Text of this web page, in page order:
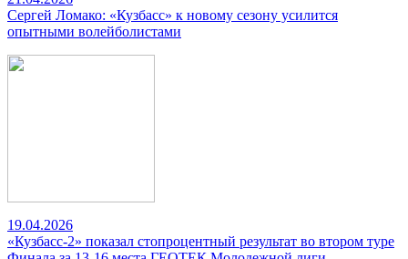
Сергей Ломако: «Кузбасс» к новому сезону усилится
опытными волейболистами
19.04.2026
«Кузбасс-2» показал стопроцентный результат во втором туре